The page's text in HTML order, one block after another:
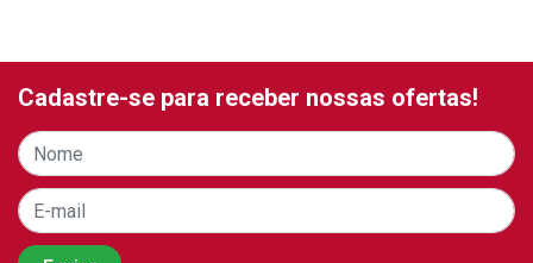
Cadastre-se para receber nossas ofertas!